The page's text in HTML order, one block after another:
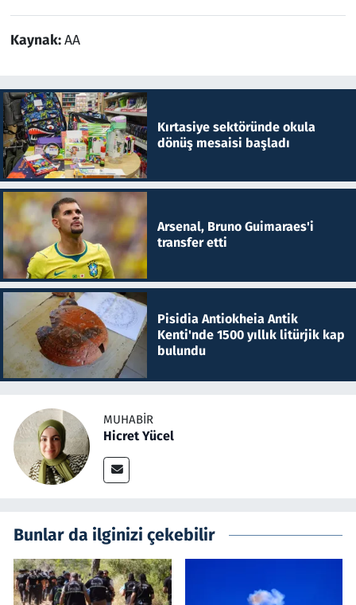
Kaynak:AA
Kırtasiye sektöründe okula
dönüş mesaisi başladı
Arsenal, Bruno Guimaraes'i
transfer etti
Pisidia Antiokheia Antik
Kenti'nde 1500 yıllık litürjik kap
bulundu
MUHABIR
Hicret Yücel
Bunlar da ilginizi çekebilir